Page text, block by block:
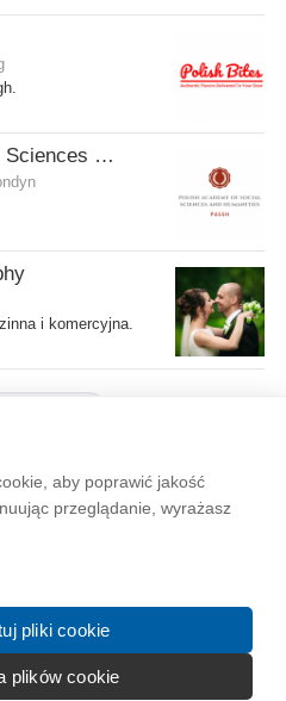
aby poprawić jakość
przeglądanie, wyrażasz
pliki cookie
plików cookie
Polish Academy of Social Sciences and Humanities Ltd
i komercyjna.
Regulamin Prywatność